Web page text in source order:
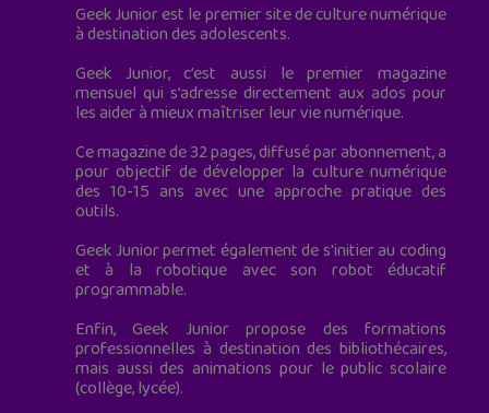
Geek Junior est le premier site de culture numérique
à destination des adolescents.
Geek Junior, c’est aussi le premier magazine
mensuel qui s’adresse directement aux ados pour
les aider à mieux maîtriser leur vie numérique.
Ce magazine de 32 pages, diffusé par abonnement, a
pour objectif de développer la culture numérique
des 10-15 ans avec une approche pratique des
outils.
Geek Junior permet également de s'initier au coding
et à la robotique avec son robot éducatif
programmable.
Enfin, Geek Junior propose des formations
professionnelles à destination des bibliothécaires,
mais aussi des animations pour le public scolaire
(collège, lycée).